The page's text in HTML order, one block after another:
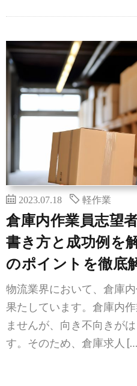
2023.07.18 軽作業
倉庫内作業員志望
書き方と成功例を
のポイントを徹底
物流業界において、倉庫
果たしています。倉庫内
ませんが、向き不向きが
す。そのため、倉庫求人